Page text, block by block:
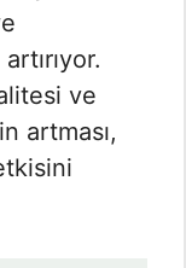
ve
artması,